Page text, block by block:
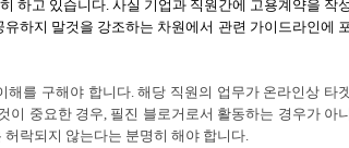
하고 있습니다 사실 기업과 직원간에 고용계약을 작성
하지 말것을 강조하는 차원에서 관련 가이드라인에
해를 구해야 합니다.해당 직원의 업무가 온라인상 타겟
이 중요한 경우 필진 블로거로서 활동하는 경우가 아니
락되지 않는다는 분명히 해야 합니다